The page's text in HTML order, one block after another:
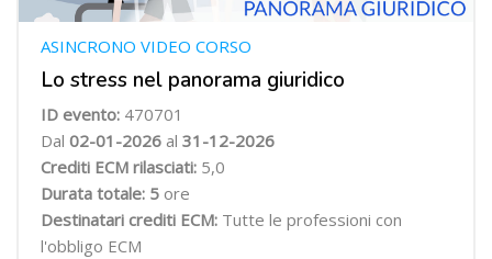
Lo stress nel panorama giuridico
ASINCRONO VIDEO CORSO
ID evento: 470701
Dal 02-01-2026 al 31-12-2026
Crediti ECM rilasciati: 5,0
Durata totale: 5 ore
Destinatari crediti ECM: Tutte le professioni con
l'obbligo ECM